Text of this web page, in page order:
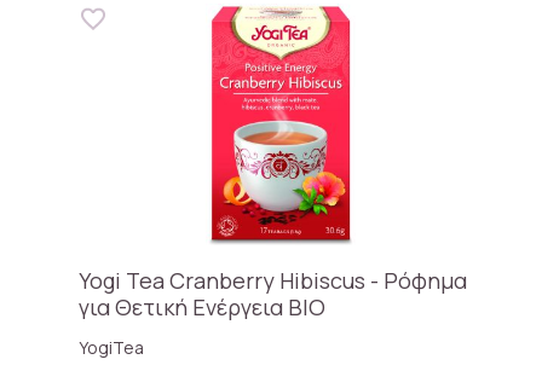
Yogi Tea Cranberry Hibiscus - Ρόφημα
για Θετική Eνέργεια ΒΙΟ
YogiTea